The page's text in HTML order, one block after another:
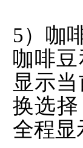
5）咖
咖啡
显示
换选
全程显